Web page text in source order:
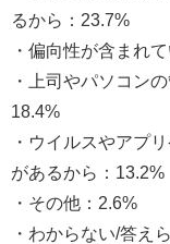
るから：23.7%
・偏向性が含まれ
・上司やパソコン
18.4%
・ウイルスやアプ
があるから：13.2%
・その他：2.6%
・わからない/答え